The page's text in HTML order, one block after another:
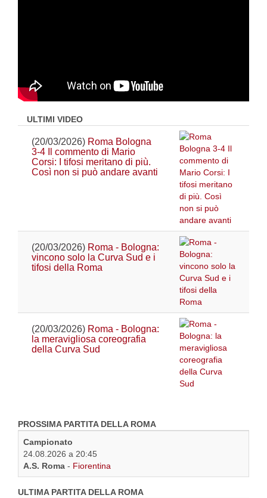
ULTIMI VIDEO
(20/03/2026) Roma Bologna
3-4 Il commento di Mario
Corsi: I tifosi meritano di più.
Così non si può andare avanti
(20/03/2026) Roma - Bologna:
vincono solo la Curva Sud e i
tifosi della Roma
(20/03/2026) Roma - Bologna:
la meravigliosa coreografia
della Curva Sud
PROSSIMA PARTITA DELLA ROMA
Campionato
24.08.2026 a 20:45
A.S. Roma - Fiorentina
ULTIMA PARTITA DELLA ROMA